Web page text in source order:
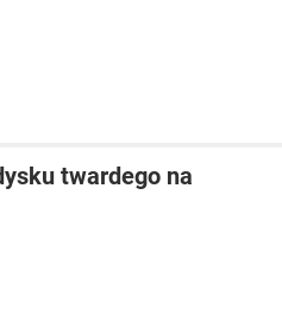
twardego na